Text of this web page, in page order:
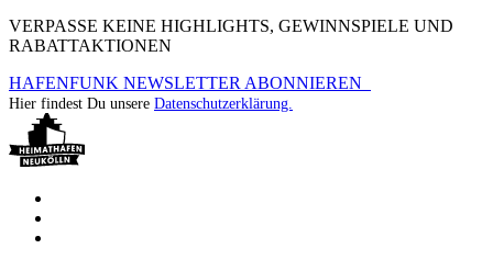
VERPASSE KEINE HIGHLIGHTS, GEWINNSPIELE UND
RABATTAKTIONEN
HAFENFUNK NEWSLETTER ABONNIEREN
Hier findest Du unsere Datenschutzerklärung.